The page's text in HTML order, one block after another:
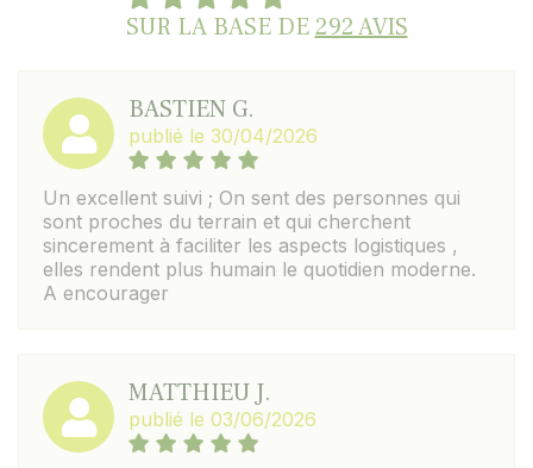
SUR LA BASE DE292 AVIS
BASTIEN G.
publié le 30/04/2026
Un excellent suivi ; On sent des personnes qui
sont proches du terrain et qui cherchent
sincerement à faciliter les aspects logistiques ,
elles rendent plus humain le quotidien moderne.
A encourager
MATTHIEU J.
publié le 03/06/2026